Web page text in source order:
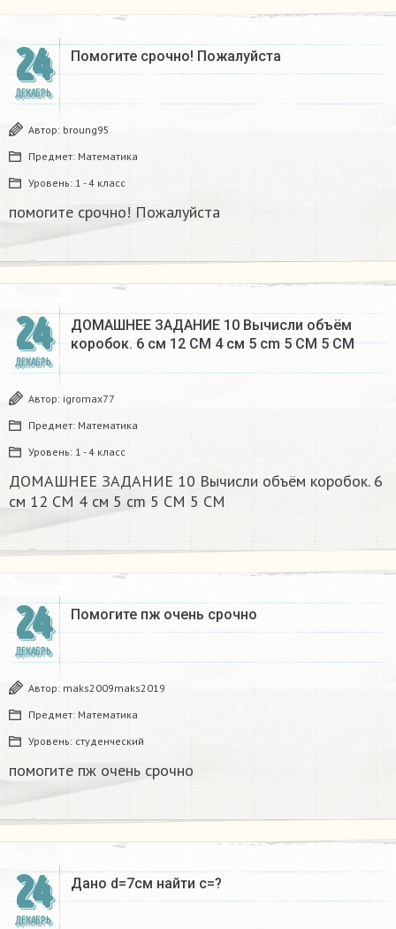
24
ДЕКАБРЬ
Помогите срочно! Пожалуйста
Автор: broung95
Предмет: Математика
Уровень: 1 - 4 класс
помогите срочно! Пожалуйста
24
ДЕКАБРЬ
ДОМАШНЕЕ ЗАДАНИЕ 10 Вычисли объём
коробок. 6 см 12 CM 4 см 5 cm 5 CM 5 CM​
Автор: igromax77
Предмет: Математика
Уровень: 1 - 4 класс
ДОМАШНЕЕ ЗАДАНИЕ 10 Вычисли объём коробок. 6
см 12 CM 4 см 5 cm 5 CM 5 CM​
24
ДЕКАБРЬ
Помогите пж очень срочно​
Автор: maks2009maks2019
Предмет: Математика
Уровень: студенческий
помогите пж очень срочно​
24
ДЕКАБРЬ
Дано d=7см найти с=?​